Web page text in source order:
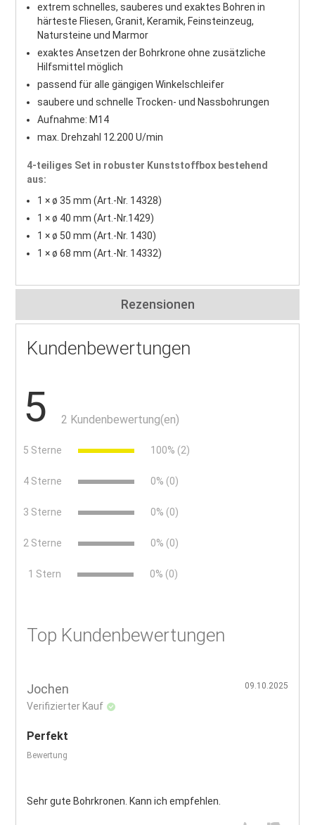
extrem schnelles, sauberes und exaktes Bohren in
härteste Fliesen, Granit, Keramik, Feinsteinzeug,
Natursteine und Marmor
exaktes Ansetzen der Bohrkrone ohne zusätzliche
Hilfsmittel möglich
passend für alle gängigen Winkelschleifer
saubere und schnelle Trocken- und Nassbohrungen
Aufnahme: M14
max. Drehzahl 12.200 U/min
4-teiliges Set in robuster Kunststoffbox bestehend
aus:
1 × ø 35 mm (Art.-Nr. 14328)
1 × ø 40 mm (Art.-Nr.1429)
1 × ø 50 mm (Art.-Nr. 1430)
1 × ø 68 mm (Art.-Nr. 14332)
Rezensionen
Kundenbewertungen
5 2 Kundenbewertung(en)
5 Sterne 100% (2)
4 Sterne 0% (0)
3 Sterne 0% (0)
2 Sterne 0% (0)
1 Stern 0% (0)
Top Kundenbewertungen
Jochen
Verifizierter Kauf
09.10.2025
Perfekt
Bewertung
Sehr gute Bohrkronen. Kann ich empfehlen.